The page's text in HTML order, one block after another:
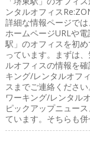
ンタルオフィス
詳細な情報ページで
ホームページURLや
駅」のオフィスを初
っています。まずは
ルオフィスの情報を
キング/レンタルオフ
スまでご連絡くださ
ワーキング/レンタル
ピックアップニュー
ています。そちらも併